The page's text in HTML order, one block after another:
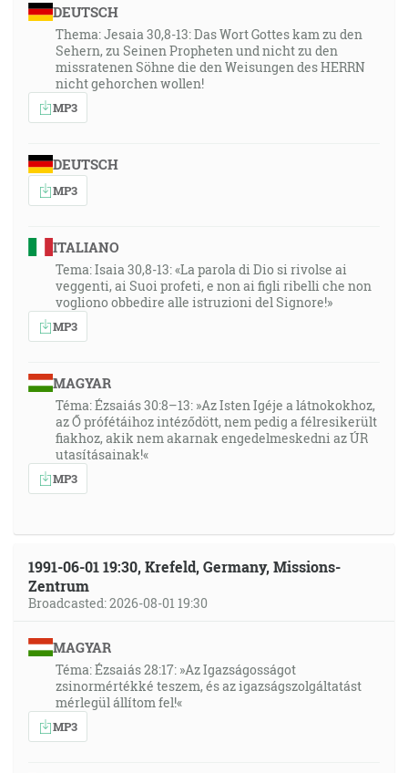
DEUTSCH
Thema: Jesaia 30,8-13: Das Wort Gottes kam zu den
Sehern, zu Seinen Propheten und nicht zu den
missratenen Söhne die den Weisungen des HERRN
nicht gehorchen wollen!
MP3
DEUTSCH
MP3
ITALIANO
Tema: Isaia 30,8-13: «La parola di Dio si rivolse ai
veggenti, ai Suoi profeti, e non ai figli ribelli che non
vogliono obbedire alle istruzioni del Signore!»
MP3
MAGYAR
Téma: Ézsaiás 30:8–13: »Az Isten Igéje a látnokokhoz,
az Ő prófétáihoz intéződött, nem pedig a félresikerült
fiakhoz, akik nem akarnak engedelmeskedni az ÚR
utasításainak!«
MP3
1991-06-01 19:30, Krefeld, Germany, Missions-
Zentrum
Broadcasted: 2026-08-01 19:30
MAGYAR
Téma: Ézsaiás 28:17: »Az Igazságosságot
zsinormértékké teszem, és az igazságszolgáltatást
mérlegül állítom fel!«
MP3